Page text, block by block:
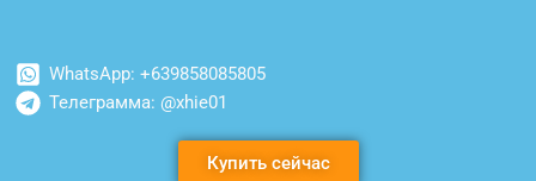
WhatsApp: +639858085805
Телеграмма: @xhie01
Купить сейчас